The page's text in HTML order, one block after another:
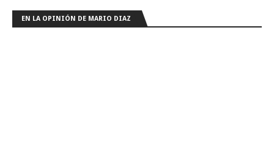
EN LA OPINIÓN DE MARIO DIAZ